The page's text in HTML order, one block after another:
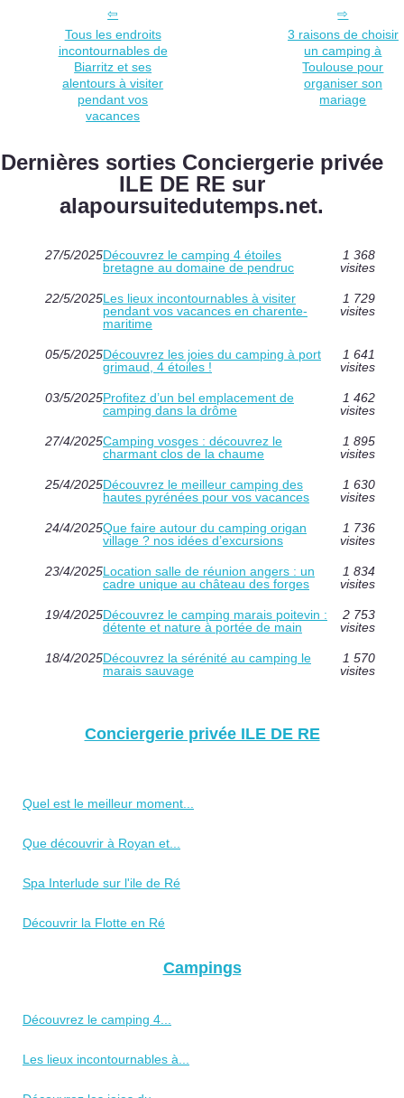
Tous les endroits
incontournables de
Biarritz et ses
alentours à visiter
pendant vos
vacances
3 raisons de choisir
un camping à
Toulouse pour
organiser son
mariage
Dernières sorties Conciergerie privée
ILE DE RE sur
alapoursuitedutemps.net.
27/5/2025Découvrez le camping 4 étoiles
bretagne au domaine de pendruc
1 368
visites
22/5/2025Les lieux incontournables à visiter
pendant vos vacances en charente-
maritime
1 729
visites
05/5/2025Découvrez les joies du camping à port
grimaud, 4 étoiles !
1 641
visites
03/5/2025Profitez d’un bel emplacement de
camping dans la drôme
1 462
visites
27/4/2025Camping vosges : découvrez le
charmant clos de la chaume
1 895
visites
25/4/2025Découvrez le meilleur camping des
hautes pyrénées pour vos vacances
1 630
visites
24/4/2025Que faire autour du camping origan
village ? nos idées d’excursions
1 736
visites
23/4/2025Location salle de réunion angers : un
cadre unique au château des forges
1 834
visites
19/4/2025Découvrez le camping marais poitevin :
détente et nature à portée de main
2 753
visites
18/4/2025Découvrez la sérénité au camping le
marais sauvage
1 570
visites
Conciergerie privée ILE DE RE
Quel est le meilleur moment...
Que découvrir à Royan et...
Spa Interlude sur l'ile de Ré
Découvrir la Flotte en Ré
Campings
Découvrez le camping 4...
Les lieux incontournables à...